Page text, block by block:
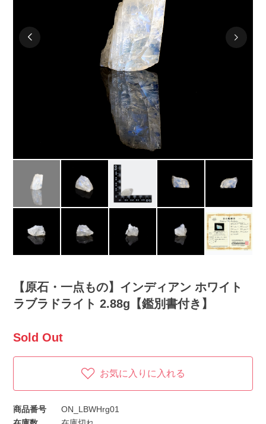
【原石・一点もの】インディアン ホワイト
ラブラドライト 2.88g【鑑別書付き】
Sold Out
お気に入りに入れる
商品番号
ON_LBWHrg01